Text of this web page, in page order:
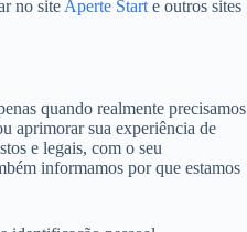
no site Aperte Start e outros sites
quando realmente precisamos
aprimorar sua experiência de
e legais, com o seu
informamos por que estamos